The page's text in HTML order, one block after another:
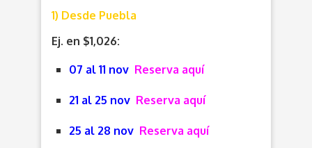
1) Desde Puebla
Ej. en $1,026:
07 al 11 nov Reserva aquí
21 al 25 nov Reserva aquí
25 al 28 nov Reserva aquí